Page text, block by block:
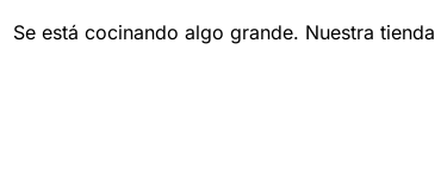
Se está cocinando algo grande. Nuestra